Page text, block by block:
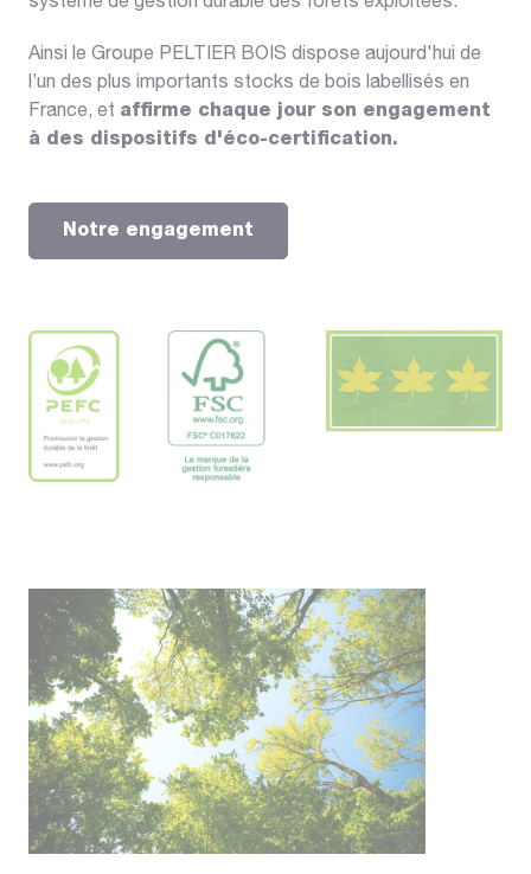
Ainsi le Groupe PELTIER BOIS dispose aujourd'hui de
l’un des plus importants stocks de bois labellisés en
France, et affirme chaque jour son engagement
à des dispositifs d'éco-certification.
Notre engagement